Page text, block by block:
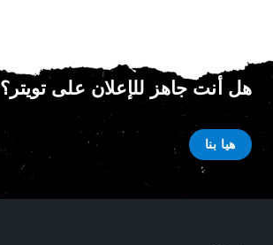
هل أنت جاهز للإعلان على تويتر؟
هيا بنا